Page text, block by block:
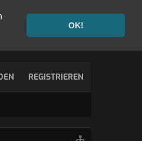
OK!
REGISTRIEREN